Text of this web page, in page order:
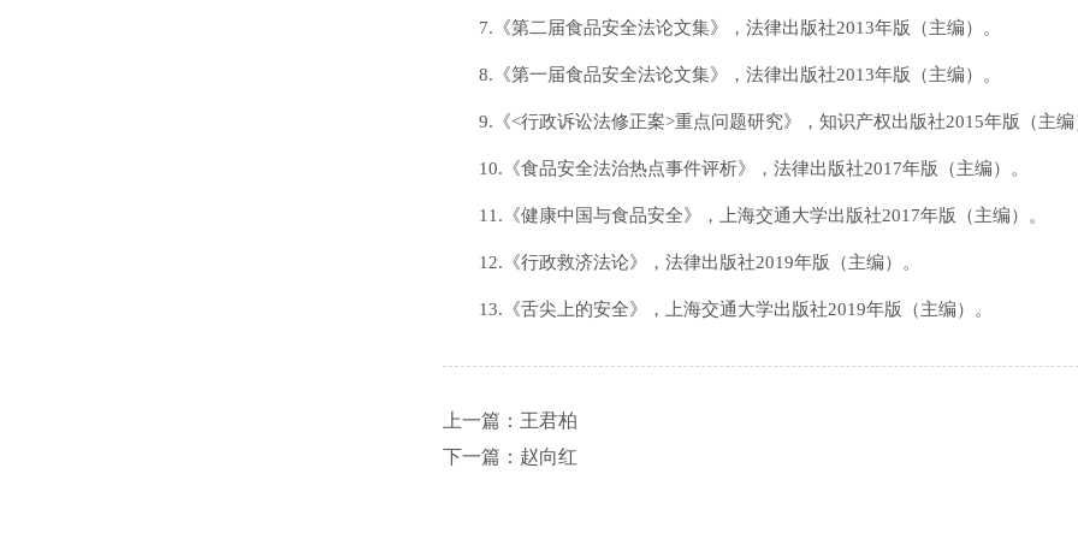
7.《第二届食品安全法论文集》，法律出版社2013年版（主编）。
8.《第一届食品安全法论文集》，法律出版社2013年版（主编）。
9.《<行政诉讼法修正案>重点问题研究》，知识产权出版社2015年版（主
10.《食品安全法治热点事件评析》，法律出版社2017年版（主编）。
11.《健康中国与食品安全》，上海交通大学出版社2017年版（主编）。
12.《行政救济法论》，法律出版社2019年版（主编）。
13.《舌尖上的安全》，上海交通大学出版社2019年版（主编）。
上一篇：王君柏
下一篇：赵向红